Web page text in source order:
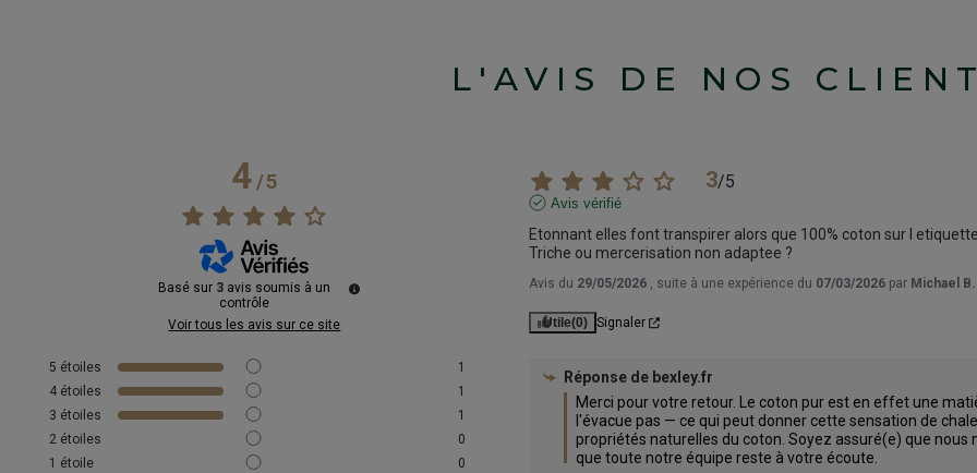
L'AVIS DE NOS
4/5
Basé sur 3 avis soumis à un
contrôle
Voir tous les avis sur ce site
5 étoiles
1
4 étoiles
1
3 étoiles
1
2 étoiles
0
1 étoile 0
3/5
Avis vérifié
Etonnant elles font transpirer alors que 100% coton sur l
Triche ou mercerisation non adaptee ?
Avis du 29/05/2026 , suite à une expérience du 07/03/2026 par Michael B.
Utile(0) Signaler
Réponse de bexley.fr
Merci pour votre retour. Le coton pur est en effet une
l'évacue pas — ce qui peut donner cette sensation de
propriétés naturelles du coton. Soyez assuré(e) que
que toute notre équipe reste à votre écoute.